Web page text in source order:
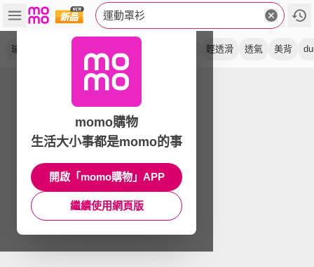
運動罩衫
瑜珈 輕透滑 透氣 美背
momo購物
生活大小事都是momo的事
開啟「momo購物」APP
繼續使用網頁版